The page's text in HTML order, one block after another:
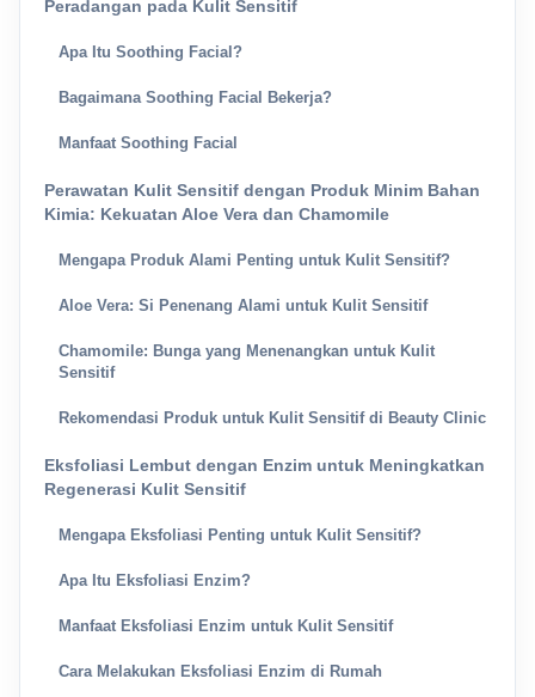
Peradangan pada Kulit Sensitif
Apa Itu Soothing Facial?
Bagaimana Soothing Facial Bekerja?
Manfaat Soothing Facial
Perawatan Kulit Sensitif dengan Produk Minim Bahan
Kimia: Kekuatan Aloe Vera dan Chamomile
Mengapa Produk Alami Penting untuk Kulit Sensitif?
Aloe Vera: Si Penenang Alami untuk Kulit Sensitif
Chamomile: Bunga yang Menenangkan untuk Kulit
Sensitif
Rekomendasi Produk untuk Kulit Sensitif di Beauty Clinic
Eksfoliasi Lembut dengan Enzim untuk Meningkatkan
Regenerasi Kulit Sensitif
Mengapa Eksfoliasi Penting untuk Kulit Sensitif?
Apa Itu Eksfoliasi Enzim?
Manfaat Eksfoliasi Enzim untuk Kulit Sensitif
Cara Melakukan Eksfoliasi Enzim di Rumah